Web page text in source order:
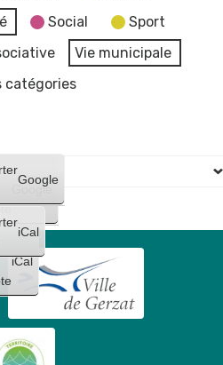
Social
Sport
Vie municipale
catégories
Google
iCal
Google
iCal